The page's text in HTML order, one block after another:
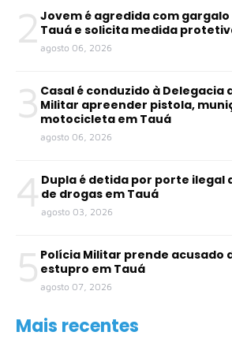
2 Jovem é agredida com
Tauá e solicita medida
agosto 06, 2026
3 Casal é conduzido à Delegacia
Militar apreender pistola,
motocicleta em Tauá
agosto 06, 2026
4 Dupla é detida por porte ilegal
de drogas em Tauá
agosto 03, 2026
5 Polícia Militar prende acusado
estupro em Tauá
agosto 07, 2026
Mais recentes